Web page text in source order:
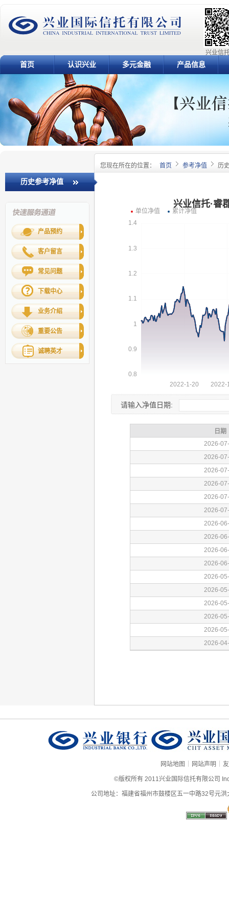
兴业信
首页 认识兴业 多元金融 产品信息
您现在所在的位置： 首页 参考净值 历
历史参考净值
产品预约
客户留言
常见问题
下载中心
业务介绍
重要公告
诚聘英才
请输入净值日期:
网站地图 | 网站声明 |
©版权所有 2011兴业国际信托有限公司
公司地址：福建省福州市鼓楼区五一中路32号元